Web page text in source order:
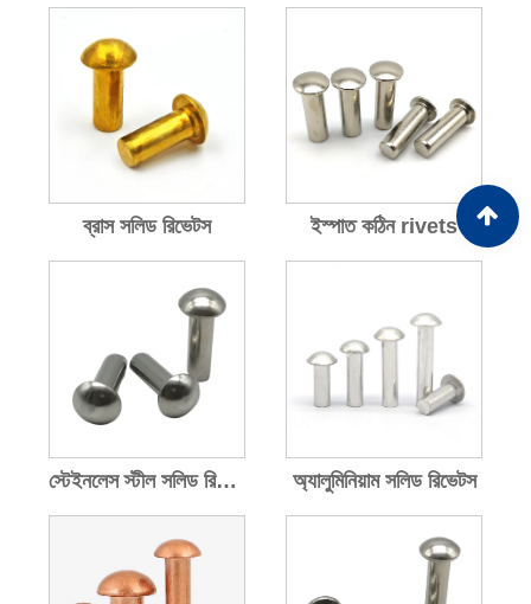
ব্রাস সলিড রিভেটস ইস্পাত কঠিন rivets
স্টেইনলেস স্টীল সলিড রিভেটস অ্যালুমিনিয়াম সলিড রিভেটস